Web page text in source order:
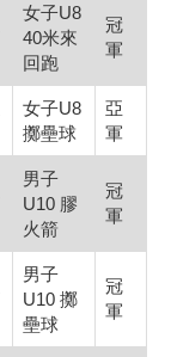
女子U8
40米來
回跑
冠
軍
女子U8
擲壘球
亞
軍
男子
U10 膠
火箭
冠
軍
男子
U10 擲
壘球
冠
軍